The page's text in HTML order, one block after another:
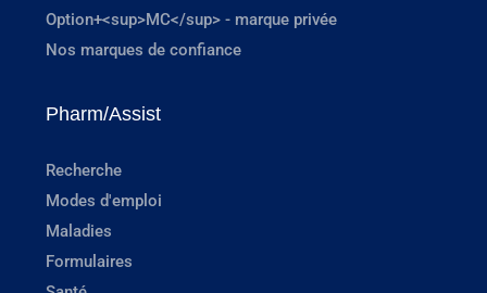
Option+<sup>MC</sup> - marque privée
Nos marques de confiance
Pharm/Assist
Recherche
Modes d'emploi
Maladies
Formulaires